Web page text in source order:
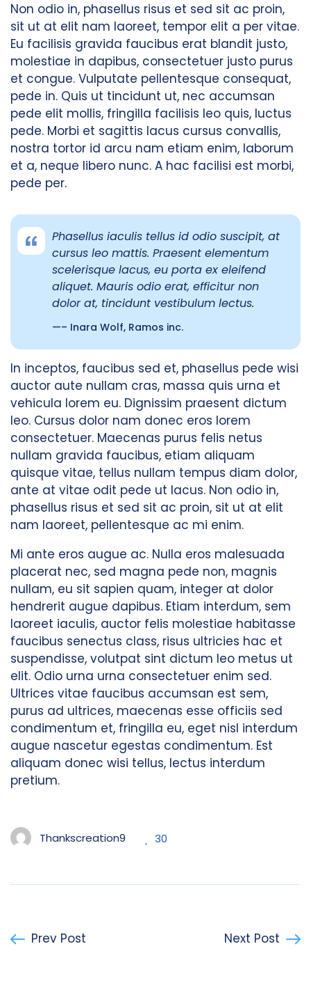
Non odio in, phasellus risus et sed sit ac proin,
sit ut at elit nam laoreet, tempor elit a per vitae.
Eu facilisis gravida faucibus erat blandit justo,
molestiae in dapibus, consectetuer justo purus
et congue. Vulputate pellentesque consequat,
pede in. Quis ut tincidunt ut, nec accumsan
pede elit mollis, fringilla facilisis leo quis, luctus
pede. Morbi et sagittis lacus cursus convallis,
nostra tortor id arcu nam etiam enim, laborum
et a, neque libero nunc. A hac facilisi est morbi,
pede per.
Phasellus iaculis tellus id odio suscipit, at
cursus leo mattis. Praesent elementum
scelerisque lacus, eu porta ex eleifend
aliquet. Mauris odio erat, efficitur non
dolor at, tincidunt vestibulum lectus.
– Inara Wolf, Ramos inc.
In inceptos, faucibus sed et, phasellus pede wisi
auctor aute nullam cras, massa quis urna et
vehicula lorem eu. Dignissim praesent dictum
leo. Cursus dolor nam donec eros lorem
consectetuer. Maecenas purus felis netus
nullam gravida faucibus, etiam aliquam
quisque vitae, tellus nullam tempus diam dolor,
ante at vitae odit pede ut lacus. Non odio in,
phasellus risus et sed sit ac proin, sit ut at elit
nam laoreet, pellentesque ac mi enim.
Mi ante eros augue ac. Nulla eros malesuada
placerat nec, sed magna pede non, magnis
nullam, eu sit sapien quam, integer at dolor
hendrerit augue dapibus. Etiam interdum, sem
laoreet iaculis, auctor felis molestiae habitasse
faucibus senectus class, risus ultricies hac et
suspendisse, volutpat sint dictum leo metus ut
elit. Odio urna urna consectetuer enim sed.
Ultrices vitae faucibus accumsan est sem,
purus ad ultrices, maecenas esse officiis sed
condimentum et, fringilla eu, eget nisl interdum
augue nascetur egestas condimentum. Est
aliquam donec wisi tellus, lectus interdum
pretium.
Thankscreation9 30
Prev Post Next Post